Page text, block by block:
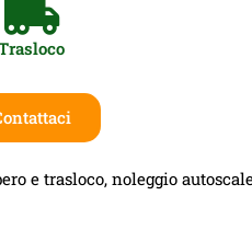
e trasloco, noleggio